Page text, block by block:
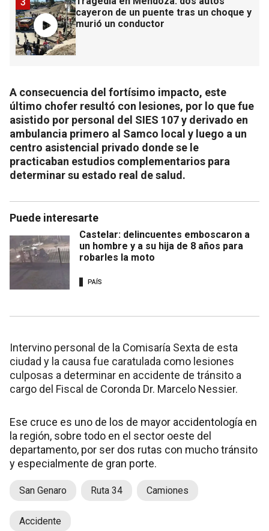
cayeron de un puente tras un choque y
murió un conductor
A consecuencia del fortísimo impacto, este
último chofer resultó con lesiones, por lo que fue
asistido por personal del SIES 107 y derivado en
ambulancia primero al Samco local y luego a un
centro asistencial privado donde se le
practicaban estudios complementarios para
determinar su estado real de salud.
Puede interesarte
Castelar: delincuentes emboscaron a
un hombre y a su hija de 8 años para
robarles la moto
PAÍS
Intervino personal de la Comisaría Sexta de esta
ciudad y la causa fue caratulada como lesiones
culposas a determinar en accidente de tránsito a
cargo del Fiscal de Coronda Dr. Marcelo Nessier.
Ese cruce es uno de los de mayor accidentología en
la región, sobre todo en el sector oeste del
departamento, por ser dos rutas con mucho tránsito
y especialmente de gran porte.
San Genaro Ruta 34 Camiones
Accidente